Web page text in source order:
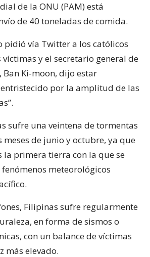
de la ONU (PAM) está
de 40 toneladas de comida.
pidió vía Twitter a los católicos
y el secretario general de
Ban Ki-moon, dijo estar
por la amplitud de las
sufre una veintena de tormentas
meses de junio y octubre, ya que
la primera tierra con la que se
meteorológicos
Filipinas sufre regularmente
en forma de sismos o
con un balance de víctimas
más elevado.